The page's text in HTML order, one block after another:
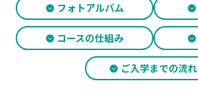
フォトアルバム
コースの仕組み
ご入学までの流れ